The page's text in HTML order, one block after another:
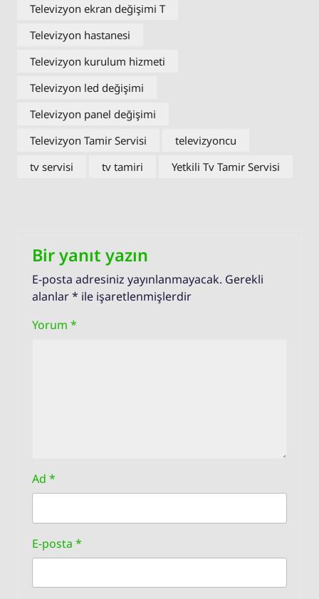
Televizyon ekran değişimi T
Televizyon hastanesi
Televizyon kurulum hizmeti
Televizyon led değişimi
Televizyon panel değişimi
Televizyon Tamir Servisi
televizyoncu
tv servisi
tv tamiri Yetkili Tv Tamir Servisi
Bir yanıt yazın
E-posta adresiniz yayınlanmayacak. Gerekli
alanlar* ile işaretlenmişlerdir
Yorum *
Ad *
E-posta *